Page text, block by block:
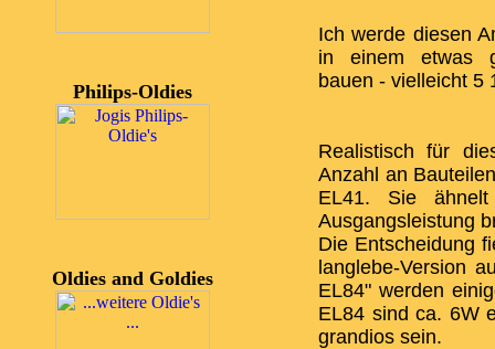
Philips-Oldies
Oldies and Goldies
Ich werde diesen
in einem etwas
bauen - vielleicht 5
Realistisch für
Anzahl an
EL41. Sie
Ausgangsleistung
Die Entscheidung
langlebe-Version
EL84" werden
EL84 sind ca. 6W
grandios sein.